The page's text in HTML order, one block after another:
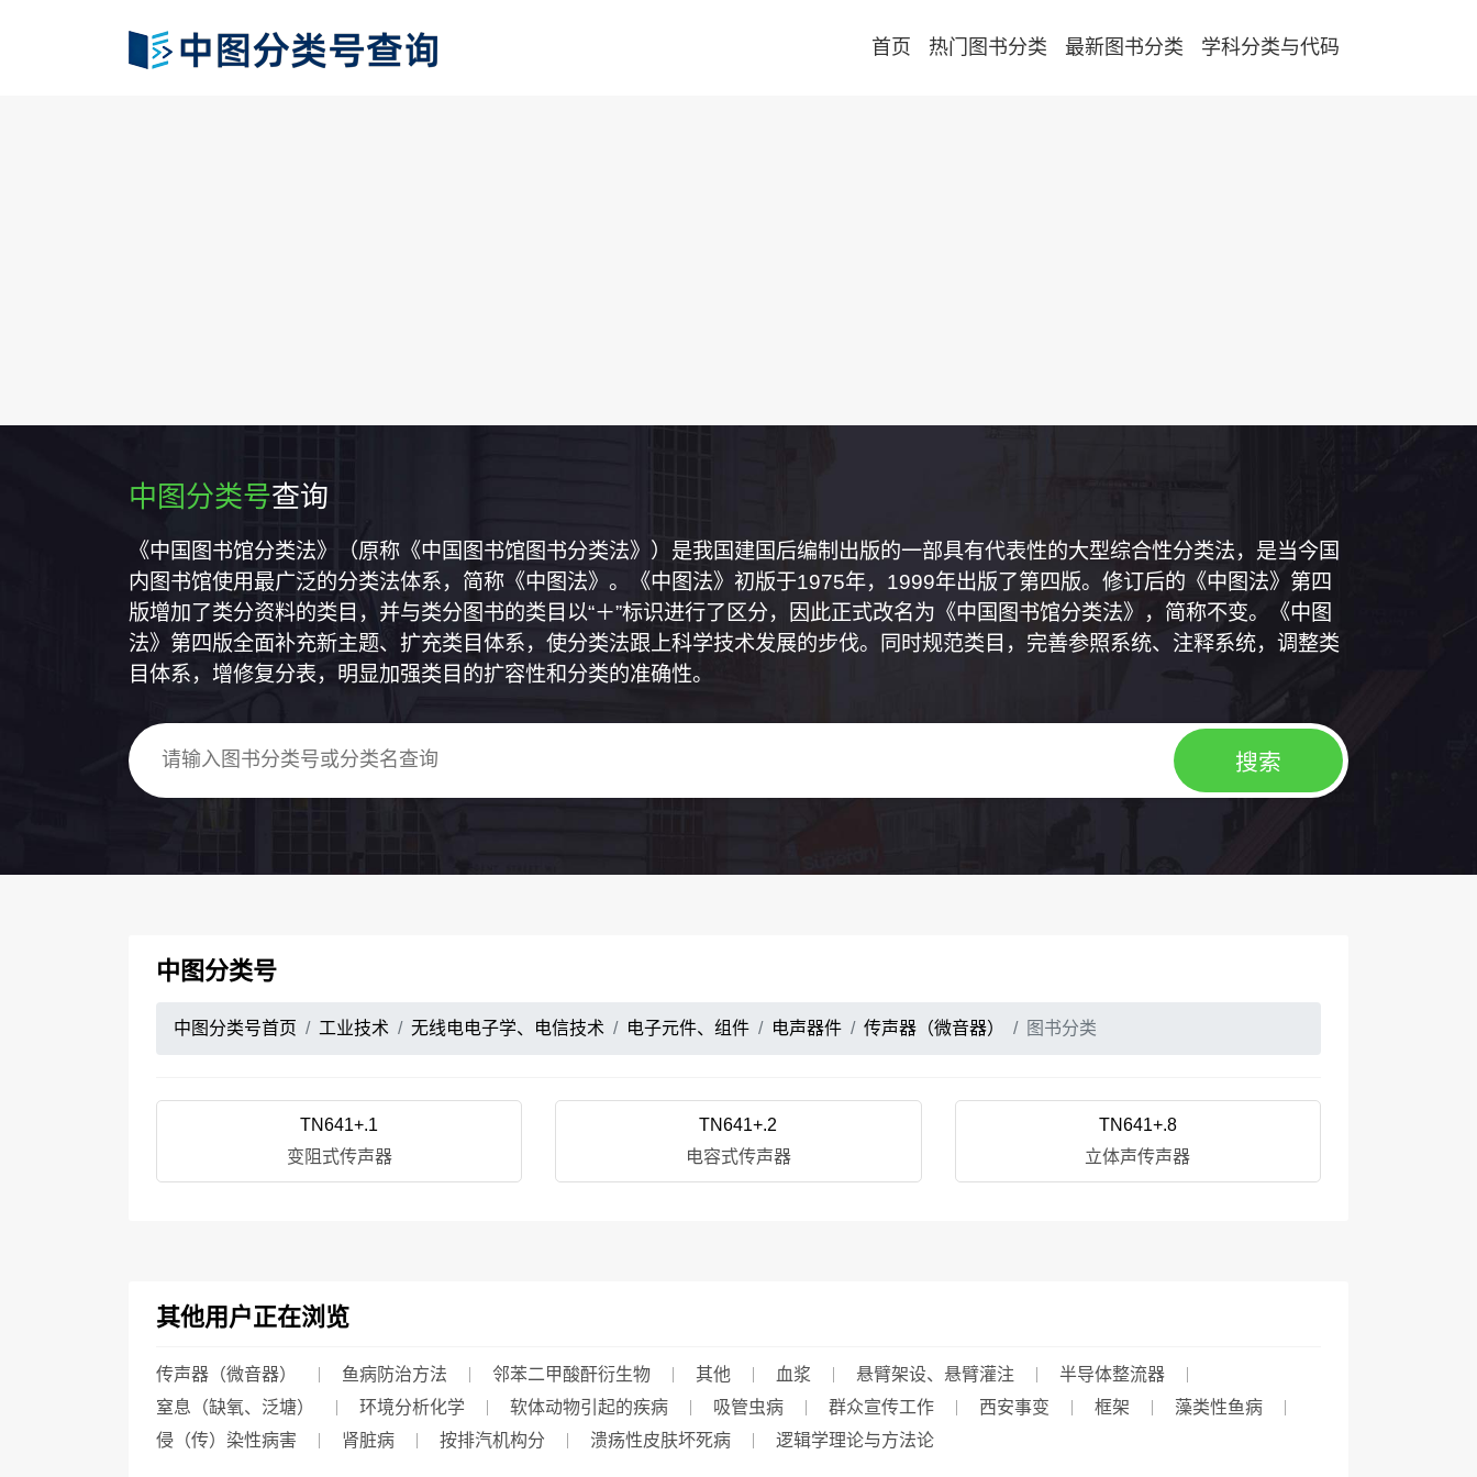
首页 热门图书分类 最新图书分类 学科分类与代码
中图分类号查询
《中国图书馆分类法》（原称《中国图书馆图书分类法》）是我国建国后编制出版的一部具有代表性的大型综合性分类法，是当今国
内图书馆使用最广泛的分类法体系，简称《中图法》。《中图法》初版于1975年，1999年出版了第四版。修订后的《中图法》第四
版增加了类分资料的类目，并与类分图书的类目以“＋”标识进行了区分，因此正式改名为《中国图书馆分类法》，简称不变。《中图
法》第四版全面补充新主题、扩充类目体系，使分类法跟上科学技术发展的步伐。同时规范类目，完善参照系统、注释系统，调整类
目体系，增修复分表，明显加强类目的扩容性和分类的准确性。
中图分类号
中图分类号首页 工业技术 无线电电子学、电信技术 电子元件、组件 电声器件 传声器（微音器） 图书分类
TN641+.1
变阻式传声器
TN641+.2
电容式传声器
TN641+.8
立体声传声器
其他用户正在浏览
传声器（微音器） 鱼病防治方法 邻苯二甲酸酐衍生物 其他 血浆 悬臂架设、悬臂灌注
半导体整流器
窒息（缺氧、泛塘）
环境分析化学 软体动物引起的疾病 吸管虫病 群众宣传工作 西安事变 框架
藻类性鱼病
侵（传）染性病害
肾脏病 按排汽机构分 溃疡性皮肤坏死病 逻辑学理论与方法论